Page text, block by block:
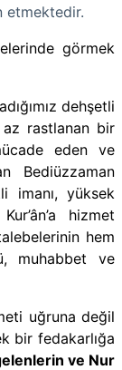
etmektedir.
görmek
dehşetli
az rastlanan bir
eden ve
Bediüzzaman
imanı, yüksek
hizmet
hem
muhabbet ve
uğruna değil
bir fedakarlığa
ve Nur